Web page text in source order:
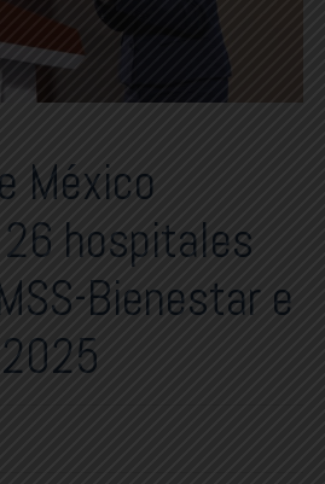
México
hospitales
Bienestar e